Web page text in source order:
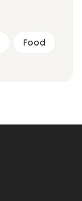
Food